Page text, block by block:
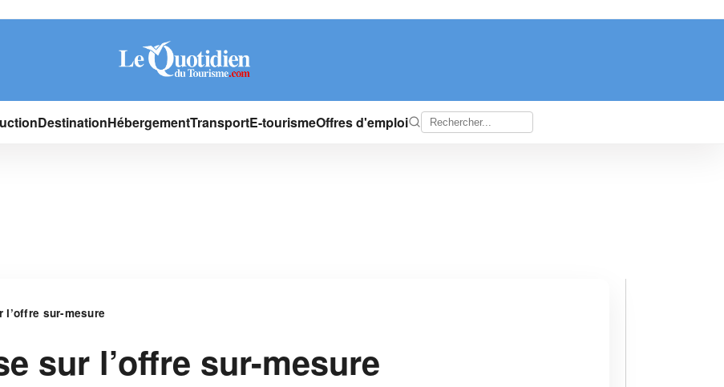
DestinationHébergementTransportE-tourismeOffres d'emploi
sur-mesure
sur l’offre sur-mesure